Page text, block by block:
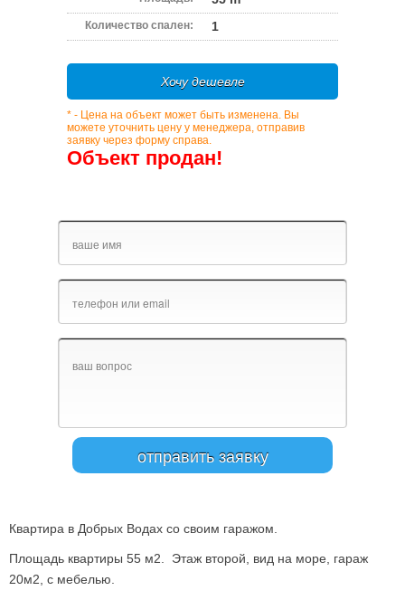
Количество спален: 1
Хочу дешевле
* - Цена на объект может быть изменена. Вы
можете уточнить цену у менеджера, отправив
заявку через форму справа.
Объект продан!
Квартира в Добрых Водах со своим гаражом.
Площадь квартиры 55 м2. Этаж второй, вид на море, гараж
20м2, с мебелью.